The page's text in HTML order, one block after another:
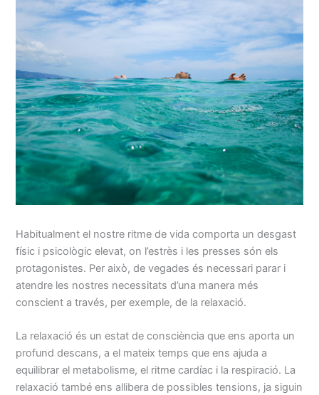
Habitualment el nostre ritme de vida comporta un desgast
físic i psicològic elevat, on l’estrès i les presses són els
protagonistes. Per això, de vegades és necessari parar i
atendre les nostres necessitats d’una manera més
conscient a través, per exemple, de la relaxació.
La relaxació és un estat de consciència que ens aporta un
profund descans, a el mateix temps que ens ajuda a
equilibrar el metabolisme, el ritme cardíac i la respiració. La
relaxació també ens allibera de possibles tensions, ja siguin